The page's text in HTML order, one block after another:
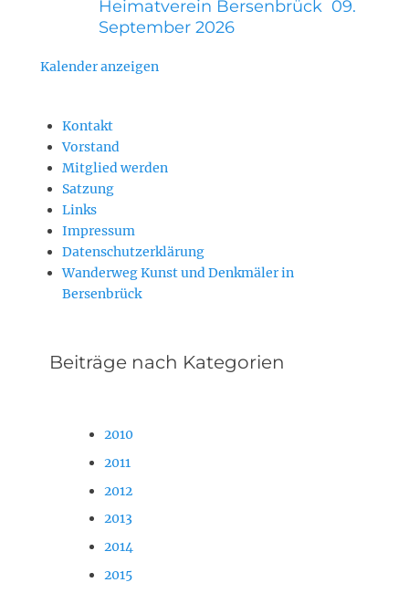
Heimatverein Bersenbrück 09.
September 2026
Kalender anzeigen
Kontakt
Vorstand
Mitglied werden
Satzung
Links
Impressum
Datenschutzerklärung
Wanderweg Kunst und Denkmäler in
Bersenbrück
Beiträge nach Kategorien
2010
2011
2012
2013
2014
2015